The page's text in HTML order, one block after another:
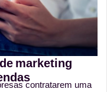
marketing
contratarem uma